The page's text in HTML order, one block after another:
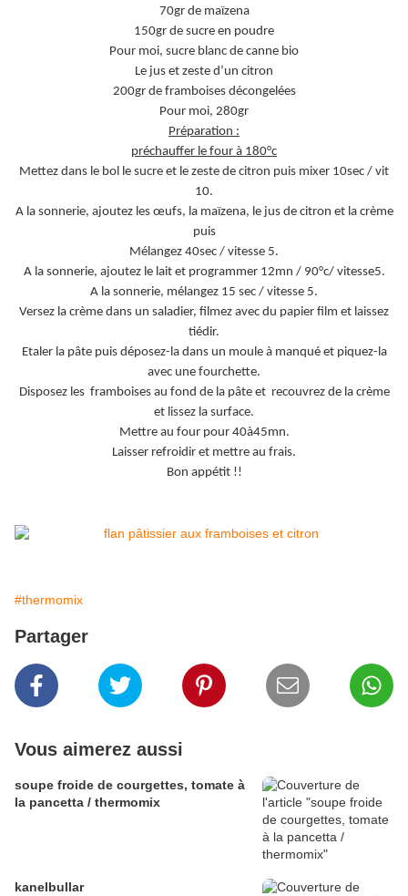
70gr de maïzena
150gr de sucre en poudre
Pour moi, sucre blanc de canne bio
Le jus et zeste d’un citron
200gr de framboises décongelées
Pour moi, 280gr
Préparation :
préchauffer le four à 180°c
Mettez dans le bol le sucre et le zeste de citron puis mixer 10sec / vit
10.
A la sonnerie, ajoutez les œufs, la maïzena, le jus de citron et la crème
puis
Mélangez 40sec / vitesse 5.
A la sonnerie, ajoutez le lait et programmer 12mn / 90°c/ vitesse5.
A la sonnerie, mélangez 15 sec / vitesse 5.
Versez la crème dans un saladier, filmez avec du papier film et laissez
tiédir.
Etaler la pâte puis déposez-la dans un moule à manqué et piquez-la
avec une fourchette.
Disposez les framboises au fond de la pâte et recouvrez de la crème
et lissez la surface.
Mettre au four pour 40à45mn.
Laisser refroidir et mettre au frais.
Bon appétit !!
#thermomix
Partager
Vous aimerez aussi
soupe froide de courgettes, tomate à
la pancetta / thermomix
kanelbullar